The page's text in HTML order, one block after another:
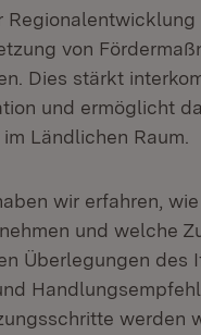
von
Dies stärkt
und ermöglicht
Ländlichen Raum.
wir erfahren,
und welche
Überlegungen des
werden